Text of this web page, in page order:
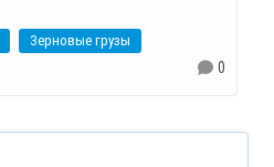
Зерновые грузы
0